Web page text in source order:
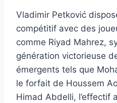
Vladimir Petković
compétitif avec des
comme Riyad Mahrez,
génération victorieuse
émergents tels que
le forfait de Houssem
Himad Abdelli, l’effectif